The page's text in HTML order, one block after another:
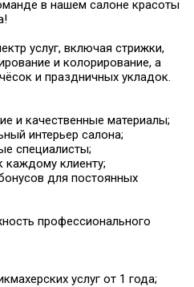
в нашем салоне красоты
услуг, включая стрижки,
и колорирование, а
и праздничных укладок.
и качественные материалы;
интерьер салона;
специалисты;
каждому клиенту;
для постоянных
профессионального
услуг от 1 года;